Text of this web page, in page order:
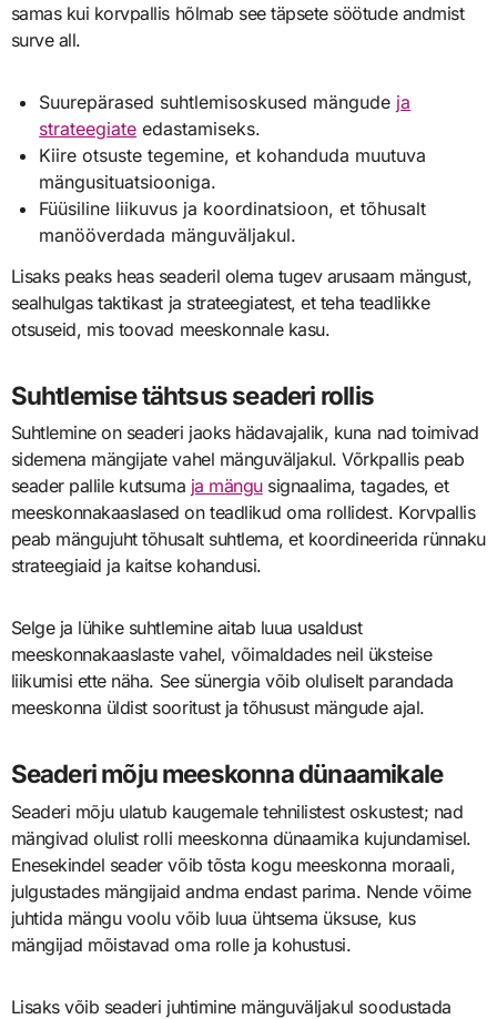
samas kui korvpallis hõlmab see täpsete söötude andmist
surve all.
Suurepärased suhtlemisoskused mängude ja
strateegiate edastamiseks.
Kiire otsuste tegemine, et kohanduda muutuva
mängusituatsiooniga.
Füüsiline liikuvus ja koordinatsioon, et tõhusalt
manööverdada mänguväljakul.
Lisaks peaks heas seaderil olema tugev arusaam mängust,
sealhulgas taktikast ja strateegiatest, et teha teadlikke
otsuseid, mis toovad meeskonnale kasu.
Suhtlemise tähtsus seaderi rollis
Suhtlemine on seaderi jaoks hädavajalik, kuna nad toimivad
sidemena mängijate vahel mänguväljakul. Võrkpallis peab
seader pallile kutsuma ja mängusignaalima, tagades, et
meeskonnakaaslased on teadlikud oma rollidest. Korvpallis
peab mängujuht tõhusalt suhtlema, et koordineerida rünnaku
strateegiaid ja kaitse kohandusi.
Selge ja lühike suhtlemine aitab luua usaldust
meeskonnakaaslaste vahel, võimaldades neil üksteise
liikumisi ette näha. See sünergia võib oluliselt parandada
meeskonna üldist sooritust ja tõhusust mängude ajal.
Seaderi mõju meeskonna dünaamikale
Seaderi mõju ulatub kaugemale tehnilistest oskustest; nad
mängivad olulist rolli meeskonna dünaamika kujundamisel.
Enesekindel seader võib tõsta kogu meeskonna moraali,
julgustades mängijaid andma endast parima. Nende võime
juhtida mängu voolu võib luua ühtsema üksuse, kus
mängijad mõistavad oma rolle ja kohustusi.
Lisaks võib seaderi juhtimine mänguväljakul soodustada